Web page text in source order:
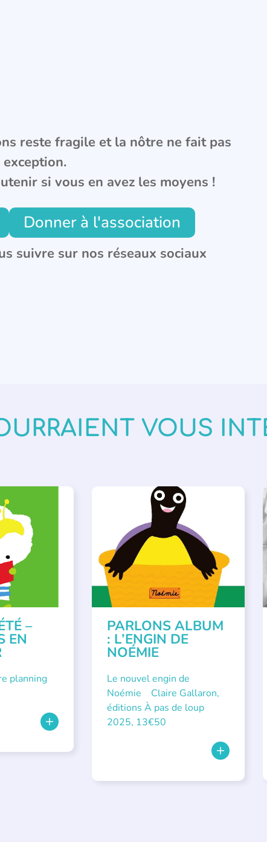
reste fragile et la nôtre ne fait pas
exception.
si vous en avez les moyens !
Donner à l'association
suivre sur nos réseaux sociaux
VOUS
ÉVÉNEMENTS
,
–
EN
planning
PARLONS ALBUMS
PARLONS ALBUM
: L’ENGIN DE
NOÉMIE
Le nouvel engin de
Noémie Claire Gallaron,
éditions À pas de loup
2025, 13€50